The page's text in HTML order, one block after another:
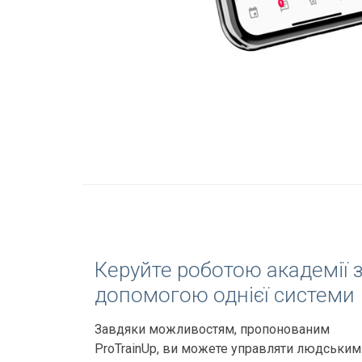
Керуйте роботою академії
допомогою однієї системи
Завдяки можливостям, пропонованим
ProTrainUp, ви можете управляти